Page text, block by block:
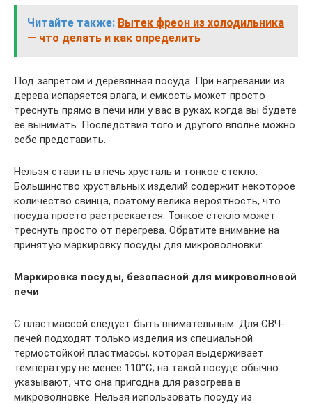
Читайте также: Вытек фреон из холодильника
— что делать и как определить
Под запретом и деревянная посуда. При нагревании из
дерева испаряется влага, и емкость может просто
треснуть прямо в печи или у вас в руках, когда вы будете
ее вынимать. Последствия того и другого вполне можно
себе представить.
Нельзя ставить в печь хрусталь и тонкое стекло.
Большинство хрустальных изделий содержит некоторое
количество свинца, поэтому велика вероятность, что
посуда просто растрескается. Тонкое стекло может
треснуть просто от перегрева. Обратите внимание на
принятую маркировку посуды для микроволновки:
Маркировка посуды, безопасной для микроволновой
печи
С пластмассой следует быть внимательным. Для СВЧ-
печей подходят только изделия из специальной
термостойкой пластмассы, которая выдерживает
температуру не менее 110°С; на такой посуде обычно
указывают, что она пригодна для разогрева в
микроволновке. Нельзя использовать посуду из